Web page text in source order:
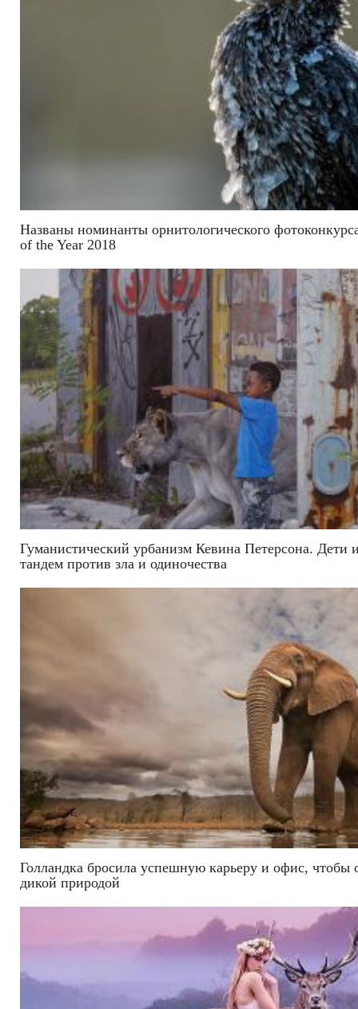
Названы номинанты орнитологического
of the Year 2018
Гуманистический урбанизм Кевина Петерсона. Дети
тандем против зла и одиночества
Голландка бросила успешную карьеру и офис, чтобы
дикой природой